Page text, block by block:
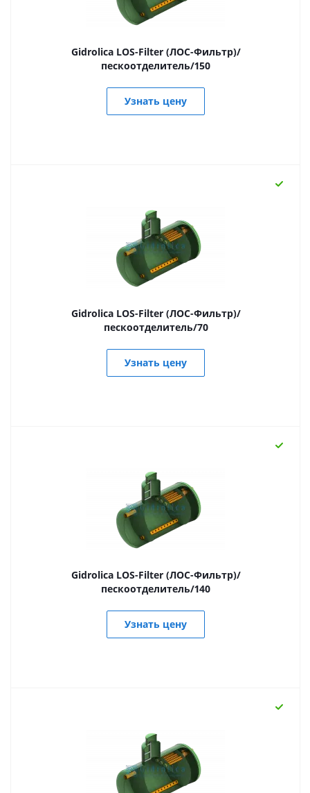
Gidrolica LOS-Filter (ЛОС-Фильтр)/
пескоотделитель/150
Узнать цену
Gidrolica LOS-Filter (ЛОС-Фильтр)/
пескоотделитель/70
Узнать цену
Gidrolica LOS-Filter (ЛОС-Фильтр)/
пескоотделитель/140
Узнать цену